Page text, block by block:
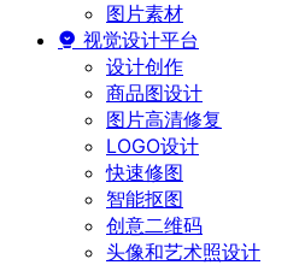
图片素材
视觉设计平台
设计创作
商品图设计
图片高清修复
LOGO设计
快速修图
智能抠图
创意二维码
头像和艺术照设计